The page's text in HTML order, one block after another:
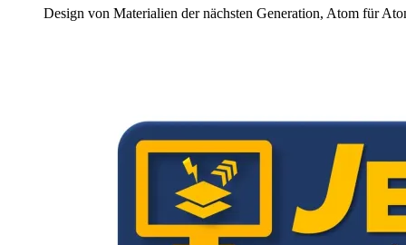
Design von Materialien der nächsten Generation, Atom für